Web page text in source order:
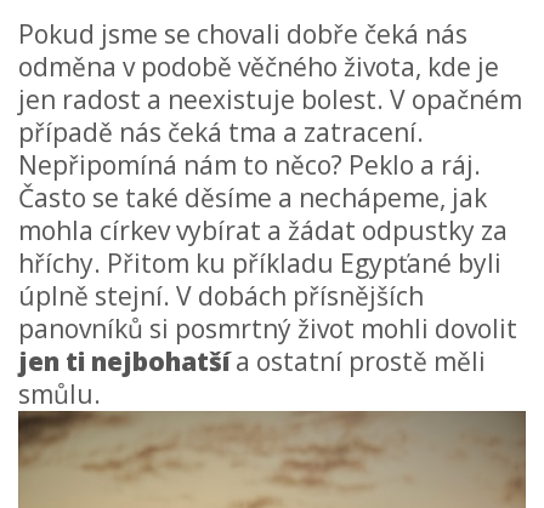
Pokud jsme se chovali dobře čeká nás
odměna v podobě věčného života, kde je
jen radost a neexistuje bolest. V opačném
případě nás čeká tma a zatracení.
Nepřipomíná nám to něco? Peklo a ráj.
Často se také děsíme a nechápeme, jak
mohla církev vybírat a žádat odpustky za
hříchy. Přitom ku příkladu Egypťané byli
úplně stejní. V dobách přísnějších
panovníků si posmrtný život mohli dovolit
jen ti nejbohatšía ostatní prostě měli
smůlu.